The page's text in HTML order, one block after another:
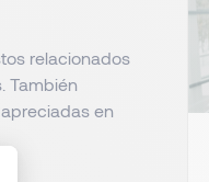
relacionados
También
en